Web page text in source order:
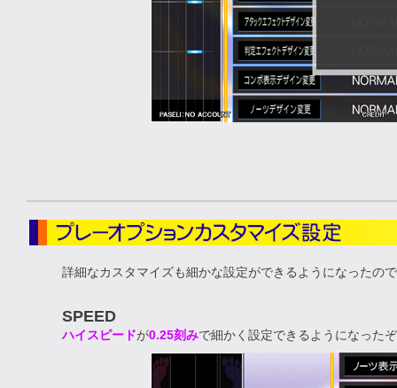
詳細なカスタマイズも細かな設定ができるようになったの
SPEED
ハイスピードが0.25刻みで細かく設定できるようになった